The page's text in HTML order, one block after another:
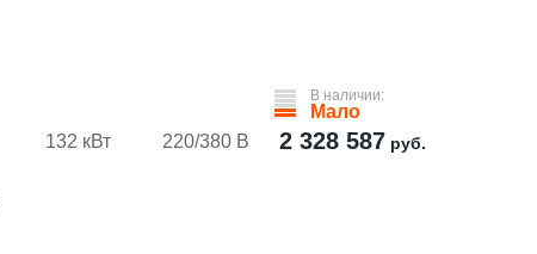
132 кВт 220/380 В
В наличии:
Мало
2 328 587 руб.